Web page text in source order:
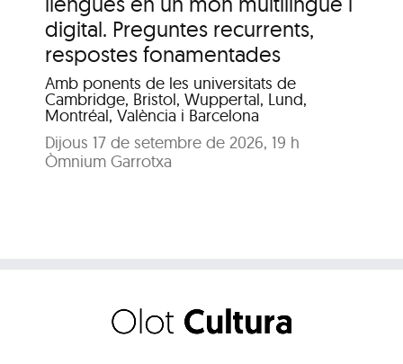
digital. Preguntes recurrents,
respostes fonamentades
Amb ponents de les universitats de
Cambridge, Bristol, Wuppertal, Lund,
Montréal, València i Barcelona
Dijous 17 de setembre de 2026, 19 h
Òmnium Garrotxa